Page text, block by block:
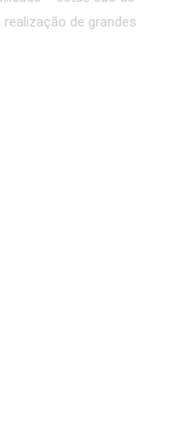
de grandes